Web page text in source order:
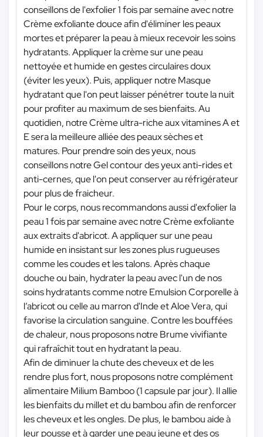
conseillons de l'exfolier 1 fois par semaine avec notre
Crème exfoliante douce afin d'éliminer les peaux
mortes et préparer la peau à mieux recevoir les soins
hydratants. Appliquer la crème sur une peau
nettoyée et humide en gestes circulaires doux
(éviter les yeux). Puis, appliquer notre Masque
hydratant que l'on peut laisser pénétrer toute la nuit
pour profiter au maximum de ses bienfaits. Au
quotidien, notre Crème ultra-riche aux vitamines A et
E sera la meilleure alliée des peaux sèches et
matures. Pour prendre soin des yeux, nous
conseillons notre Gel contour des yeux anti-rides et
anti-cernes, que l'on peut conserver au réfrigérateur
pour plus de fraicheur.
Pour le corps, nous recommandons aussi d'exfolier la
peau 1 fois par semaine avec notre Crème exfoliante
aux extraits d'abricot. A appliquer sur une peau
humide en insistant sur les zones plus rugueuses
comme les coudes et les talons. Après chaque
douche ou bain, hydrater la peau avec l'un de nos
soins hydratants comme notre Emulsion Corporelle à
l’abricot ou celle au marron d'Inde et Aloe Vera, qui
favorise la circulation sanguine. Contre les bouffées
de chaleur, nous proposons notre Brume vivifiante
qui rafraîchit tout en hydratant la peau.
Afin de diminuer la chute des cheveux et de les
rendre plus fort, nous proposons notre complément
alimentaire Milium Bamboo (1 capsule par jour). Il allie
les bienfaits du millet et du bambou afin de renforcer
les cheveux et les ongles. De plus, le bambou aide à
leur pousse et à garder une peau jeune et des os